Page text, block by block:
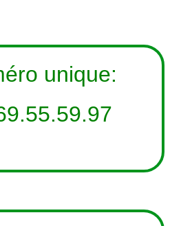
unique: